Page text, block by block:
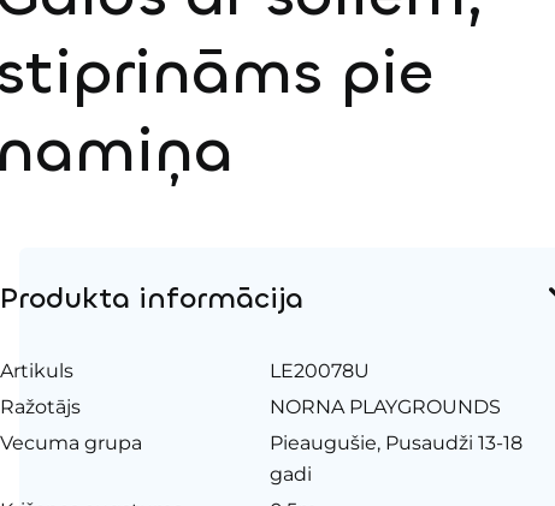
pie
Produkta informācija
Artikuls
LE20078U
Ražotājs
NORNA PLAYGROUNDS
Vecuma grupa
Pieaugušie, Pusaudži 13-18
gadi